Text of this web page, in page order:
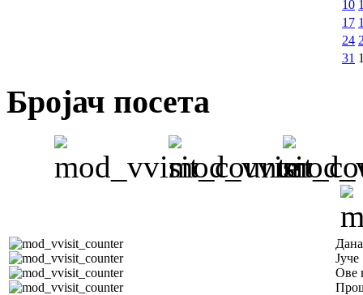
10
17
24
31
Бројач посета
Јуче
Ове